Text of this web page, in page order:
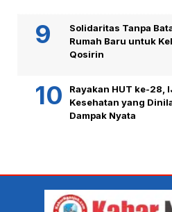
Solidaritas Tanpa
Rumah Baru untuk
Qosirin
Rayakan HUT ke-28,
Kesehatan yang
Dampak Nyata